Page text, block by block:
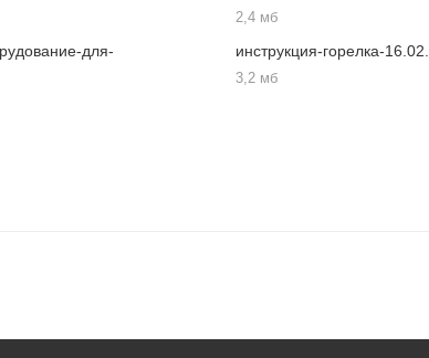
2,4 мб
для-
инструкция-горелка-
3,2 мб